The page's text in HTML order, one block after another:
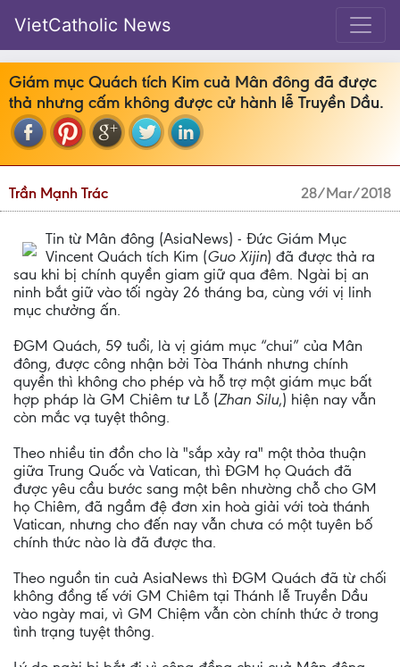
VietCatholic News
Giám mục Quách tích Kim cuả Mân đông đã được
thả nhưng cấm không được cử hành lễ Truyền Dầu.
Trần Mạnh Trác 28/Mar/2018
Tin từ Mân đông (AsiaNews) - Đức Giám Mục
Vincent Quách tích Kim (Guo Xijin) đã được thả ra
sau khi bị chính quyền giam giữ qua đêm. Ngài bị an
ninh bắt giữ vào tối ngày 26 tháng ba, cùng với vị linh
mục chưởng ấn.
ĐGM Quách, 59 tuổi, là vị giám mục “chui” của Mân
đông, được công nhận bởi Tòa Thánh nhưng chính
quyền thì không cho phép và hỗ trợ một giám mục bất
hợp pháp là GM Chiêm tư Lỗ (Zhan Silu,) hiện nay vẫn
còn mắc vạ tuyệt thông.
Theo nhiều tin đồn cho là "sắp xảy ra" một thỏa thuận
giữa Trung Quốc và Vatican, thì ĐGM họ Quách đã
được yêu cầu bước sang một bên nhường chỗ cho GM
họ Chiêm, đã ngầm đệ đơn xin hoà giải với toà thánh
Vatican, nhưng cho đến nay vẫn chưa có một tuyên bố
chính thức nào là đã được tha.
Theo nguồn tin cuả AsiaNews thì ĐGM Quách đã từ chối
không đồng tế với GM Chiêm tại Thánh lễ Truyền Dầu
vào ngày mai, vì GM Chiệm vẫn còn chính thức ở trong
tình trạng tuyệt thông.